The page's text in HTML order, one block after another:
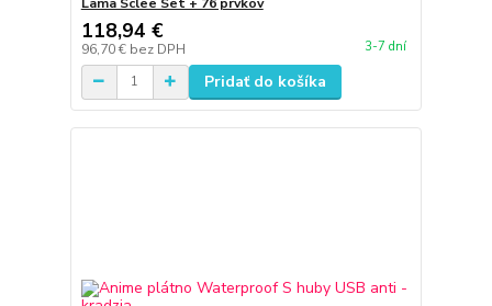
118,94 €
96,70 € bez DPH 3-7 dní
Pridať do košíka